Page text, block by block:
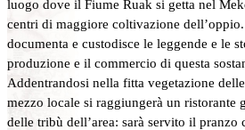
luogo dove il Fiume Ruak si getta nel
centri di maggiore coltivazione
documenta e custodisce le leggende e le
produzione e il commercio di questa
Addentrandosi nella fitta vegetazione
mezzo locale si raggiungerà un ristorante
delle tribù dell’area: sarà servito il pranzo